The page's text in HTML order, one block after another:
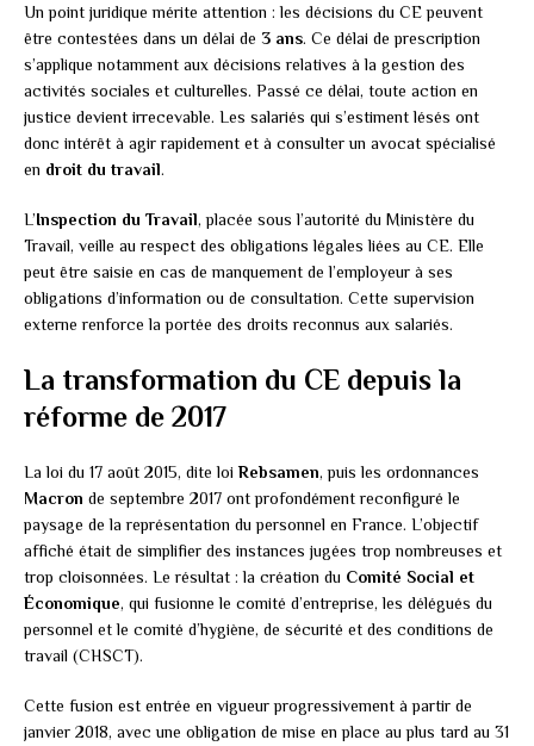
Un point juridique mérite attention : les décisions du CE peuvent
être contestées dans un délai de 3 ans. Ce délai de prescription
s’applique notamment aux décisions relatives à la gestion des
activités sociales et culturelles. Passé ce délai, toute action en
justice devient irrecevable. Les salariés qui s’estiment lésés ont
donc intérêt à agir rapidement et à consulter un avocat spécialisé
en droit du travail.
L’Inspection du Travail, placée sous l’autorité du Ministère du
Travail, veille au respect des obligations légales liées au CE. Elle
peut être saisie en cas de manquement de l’employeur à ses
obligations d’information ou de consultation. Cette supervision
externe renforce la portée des droits reconnus aux salariés.
La transformation du CE depuis la
réforme de 2017
La loi du 17 août 2015, dite loiRebsamen, puis les ordonnances
Macron de septembre 2017 ont profondément reconfiguré le
paysage de la représentation du personnel en France. L’objectif
affiché était de simplifier des instances jugées trop nombreuses et
trop cloisonnées. Le résultat : la création du Comité Social et
Économique, qui fusionne le comité d’entreprise, les délégués du
personnel et le comité d’hygiène, de sécurité et des conditions de
travail (CHSCT).
Cette fusion est entrée en vigueur progressivement à partir de
janvier 2018, avec une obligation de mise en place au plus tard au 31